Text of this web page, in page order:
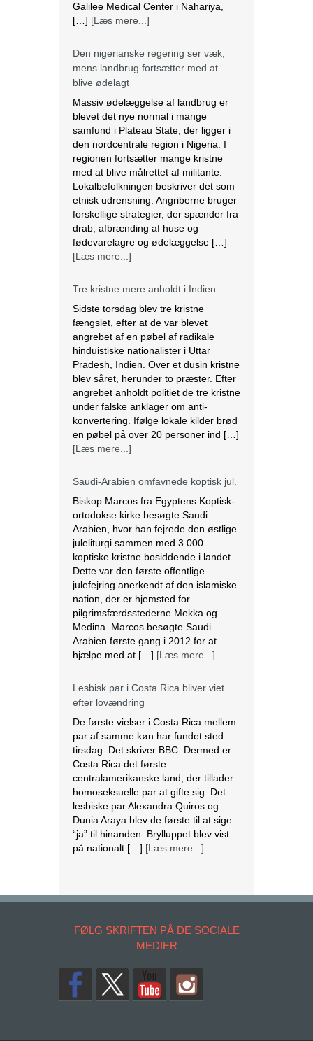
Galilee Medical Center i Nahariya,
[…] [Læs mere...]
Den nigerianske regering ser væk,
mens landbrug fortsætter med at
blive ødelagt
Massiv ødelæggelse af landbrug er
blevet det nye normal i mange
samfund i Plateau State, der ligger i
den nordcentrale region i Nigeria. I
regionen fortsætter mange kristne
med at blive målrettet af militante.
Lokalbefolkningen beskriver det som
etnisk udrensning. Angriberne bruger
forskellige strategier, der spænder fra
drab, afbrænding af huse og
fødevarelagre og ødelæggelse […]
[Læs mere...]
Tre kristne mere anholdt i Indien
Sidste torsdag blev tre kristne
fængslet, efter at de var blevet
angrebet af en pøbel af radikale
hinduistiske nationalister i Uttar
Pradesh, Indien. Over et dusin kristne
blev såret, herunder to præster. Efter
angrebet anholdt politiet de tre kristne
under falske anklager om anti-
konvertering. Ifølge lokale kilder brød
en pøbel på over 20 personer ind […]
[Læs mere...]
Saudi-Arabien omfavnede koptisk jul.
Biskop Marcos fra Egyptens Koptisk-
ortodokse kirke besøgte Saudi
Arabien, hvor han fejrede den østlige
juleliturgi sammen med 3.000
koptiske kristne bosiddende i landet.
Dette var den første offentlige
julefejring anerkendt af den islamiske
nation, der er hjemsted for
pilgrimsfærdsstederne Mekka og
Medina. Marcos besøgte Saudi
Arabien første gang i 2012 for at
hjælpe med at […] [Læs mere...]
Lesbisk par i Costa Rica bliver viet
efter lovændring
De første vielser i Costa Rica mellem
par af samme køn har fundet sted
tirsdag. Det skriver BBC. Dermed er
Costa Rica det første
centralamerikanske land, der tillader
homoseksuelle par at gifte sig. Det
lesbiske par Alexandra Quiros og
Dunia Araya blev de første til at sige
“ja” til hinanden. Brylluppet blev vist
på nationalt […] [Læs mere...]
og USA for færdige
og forståelser med Israel og USA for
at være afsluttet. Det siger den
ifølge det palæstinensiske
nyhedsbureau Wafa. – Palæstinas
Befrielsesorganisation (PLO) og
FØLG SKRIFTEN PÅ DE SOCIALE
MEDIER